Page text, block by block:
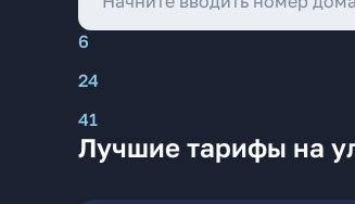
6
24
41
Лучшие тарифы на